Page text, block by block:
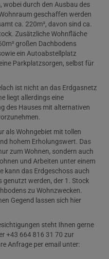
durch den Ausbau des
geschaffen werden
ca. 220m², davon sind ca.
Zusätzliche Wohnfläche
großen Dachbodens
ein Autoabstellplatz
Parkplatzsorgen, selbst für
ist nicht an das Erdgasnetz
liegt allerdings eine
des Hauses mit alternativen
als Wohngebiet mit tollen
hohem Erholungswert. Das
zum Wohnen, sondern auch
und Arbeiten unter einem
kann das Erdgeschoss auch
genutzt werden, der 1. Stock
zu Wohnzwecken.
Gegend lassen sich hier
steht Ihnen gerne
+43 664 816 31 70 zur
Anfrage per email unter: